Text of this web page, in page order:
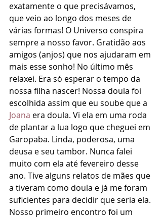
exatamente o que precisávamos,
que veio ao longo dos meses de
várias formas! O Universo conspira
sempre a nosso favor. Gratidão aos
amigos (anjos) que nos ajudaram em
mais esse sonho! No último mês
relaxei. Era só esperar o tempo da
nossa filha nascer! Nossa doula foi
escolhida assim que eu soube que a
Joana era doula. Vi ela em uma roda
de plantar a lua logo que cheguei em
Garopaba. Linda, poderosa, uma
deusa e seu tambor. Nunca falei
muito com ela até fevereiro desse
ano. Tive alguns relatos de mães que
a tiveram como doula e já me foram
suficientes para decidir que seria ela.
Nosso primeiro encontro foi um